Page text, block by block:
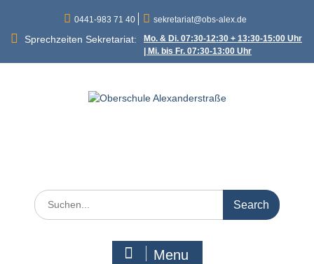
content
0441-983 71 40 sekretariat@obs-alex.de
Sprechzeiten Sekretariat:
Mo. & Di. 07:30-12:30 + 13:30-15:00 Uhr
| Mi. bis Fr. 07:30-13:00 Uhr
Search
for:
Menu